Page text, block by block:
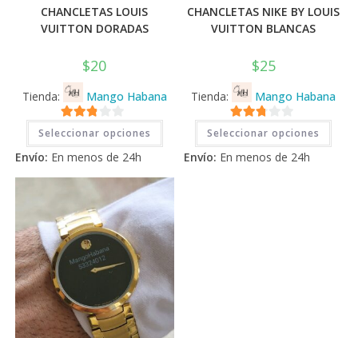
CHANCLETAS LOUIS
VUITTON DORADAS
$20
Tienda: Mango Habana
2.71
de 5
Seleccionar opciones
Este
producto
tiene
múltiples
Las
pueden
elegir
en
la
producto
Envío: En menos de 24h
CHANCLETAS NIKE BY LOUIS
VUITTON BLANCAS
$25
Tienda: Mango Habana
2.71
de 5
Seleccionar opciones
Este
tiene
Envío: En menos de 24h